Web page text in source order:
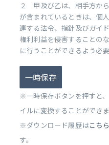
２ 甲及び乙は、相手方か
が含まれているときは、個
連する法令、指針及びガイ
権利利益を侵害することの
に行うことができるよう必
一時保存
※一時保存ボタンを押すと
イルに変換することができま
※ダウンロード履歴はこち
す。